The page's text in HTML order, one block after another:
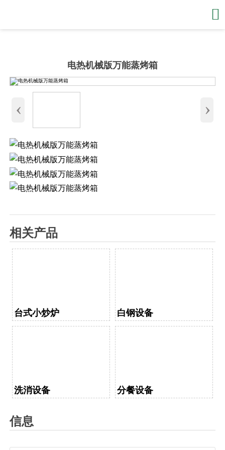

电热机械版万能蒸烤箱
‹ ›
相关产品
台式小炒炉 白钢设备
洗消设备 分餐设备
信息